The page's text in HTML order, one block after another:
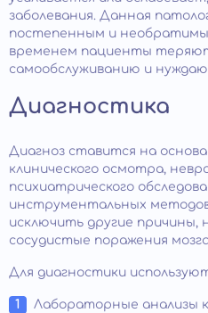
заболевания. Данная
постепенным и
временем пациенты
самообслуживанию и
Диагностика
Диагноз ставится на
клинического осмотра,
психиатрического
инструментальных
исключить другие причины,
сосудистые поражения
Для диагностики
Лабораторные анализы